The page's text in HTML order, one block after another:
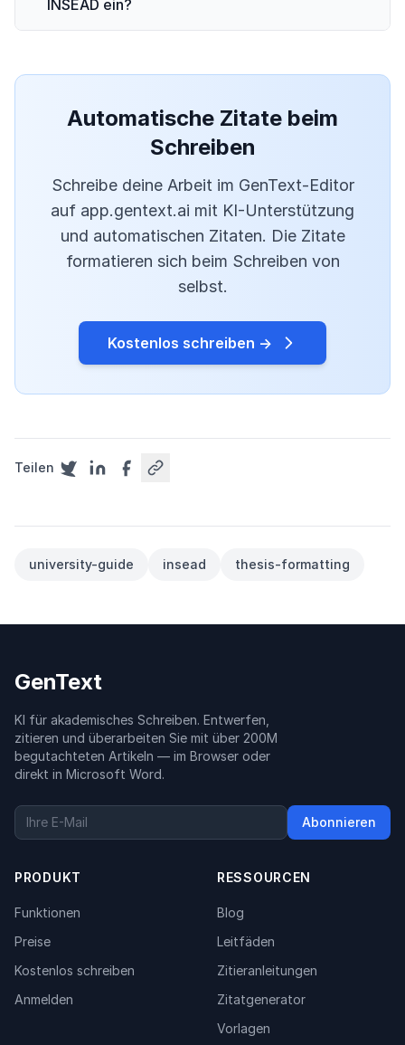
INSEAD ein?
Automatische Zitate beim
Schreiben
Schreibe deine Arbeit im GenText-Editor
auf app.gentext.ai mit KI-Unterstützung
und automatischen Zitaten. Die Zitate
formatieren sich beim Schreiben von
selbst.
Kostenlos schreiben →
Teilen
university-guide insead thesis-formatting
GenText
KI für akademisches Schreiben. Entwerfen,
zitieren und überarbeiten Sie mit über 200M
begutachteten Artikeln — im Browser oder
direkt in Microsoft Word.
Abonnieren
PRODUKT
Funktionen
Preise
Kostenlos schreiben
Anmelden
RESSOURCEN
Blog
Leitfäden
Zitieranleitungen
Zitatgenerator
Vorlagen